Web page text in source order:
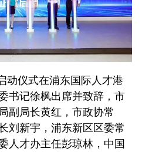
动仪式在浦东国际人才港
书记徐枫出席并致辞，市
副局长黄红，市政协常
刘新宇，浦东新区区委常
人才办主任彭琼林，中国